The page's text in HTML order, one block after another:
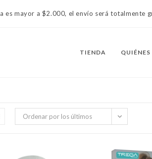
es mayor a $2.000, el envío será totalmente
TIENDA
Ordenar por los últimos